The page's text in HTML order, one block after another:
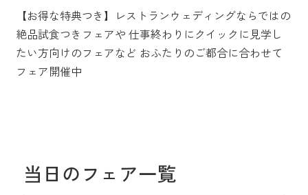
【お得な特典つき】レストランウェディングならではの
絶品試食つきフェアや 仕事終わりにクイックに見学し
たい方向けのフェアなど おふたりのご都合に合わせて
フェア開催中
当日のフェア一覧